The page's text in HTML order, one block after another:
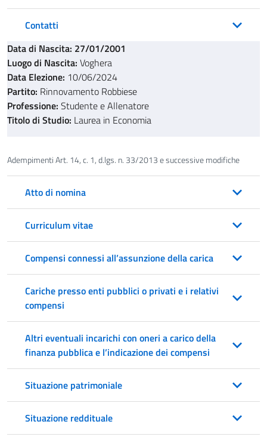
Contatti
Data di Nascita: 27/01/2001
Luogo di Nascita: Voghera
Data Elezione: 10/06/2024
Partito: Rinnovamento Robbiese
Professione: Studente e Allenatore
Titolo di Studio: Laurea in Economia
Adempimenti Art. 14, c. 1, d.lgs. n. 33/2013 e successive modifiche
Atto di nomina
Curriculum vitae
Compensi connessi all’assunzione della carica
Cariche presso enti pubblici o privati e i relativi
compensi
Altri eventuali incarichi con oneri a carico della
finanza pubblica e l’indicazione dei compensi
Situazione patrimoniale
Situazione reddituale